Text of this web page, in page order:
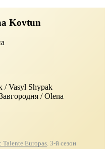
Kovtun
Vasyl Shypak
/ Olena
Talente Europas . 3-й сезон